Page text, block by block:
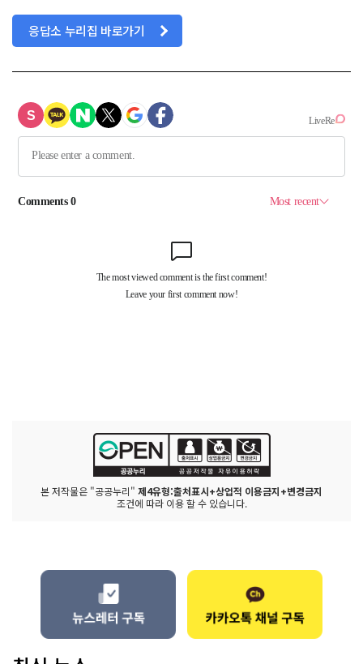
응답소 누리집 바로가기
본 저작물은 "공공누리" 제4유형:출처표시+상업적 이용금지+변경금지
조건에 따라 이용 할 수 있습니다.